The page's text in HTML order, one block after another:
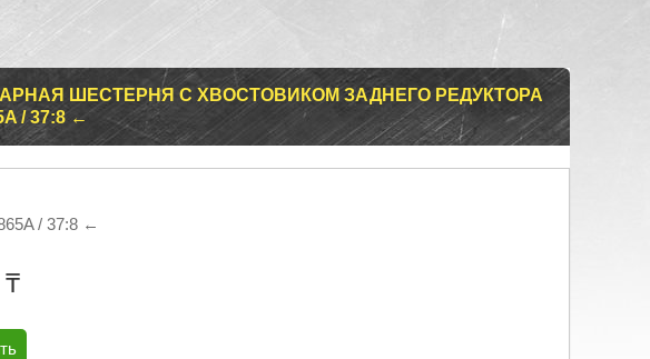
ШЕСТЕРНЯ С ХВОСТОВИКОМ ЗАДНЕГО РЕДУКТОРА
/ 37:8 ←
/ 37:8 ←